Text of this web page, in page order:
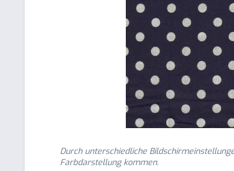
Durch unterschiedliche
Farbdarstellung kommen.